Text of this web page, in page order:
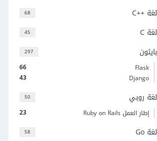
68 لغة C++‎
45 لغة C
297 بايثون
66
Flask
43
Django
50 لغة روبي
23 إطار العمل Ruby on Rails
58 لغة Go